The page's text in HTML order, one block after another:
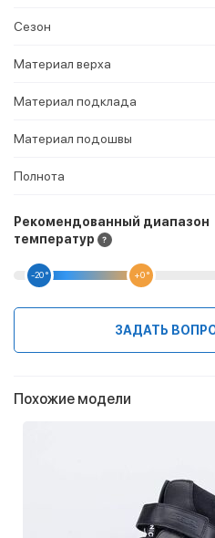
Сезон
Материал верха
Материал подклада
Материал подошвы
Полнота
Рекомендованный диапазон
температур
-20 ° +0 °
ЗАДАТЬ
Похожие модели